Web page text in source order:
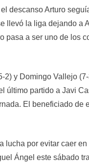
descanso Arturo
llevó la liga dejando a
a ser uno de los
y Domingo Vallejo
partido a Javi
El beneficiado de
por evitar caer
Ángel este sábado